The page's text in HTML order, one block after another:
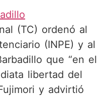
(TC) ordenó al
(INPE) y al
que “en el
libertad del
y advirtió